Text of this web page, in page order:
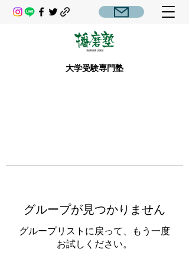
大学受験専門塾
グループが見つかりません
グループリストに戻って、もう一度
お試しください。